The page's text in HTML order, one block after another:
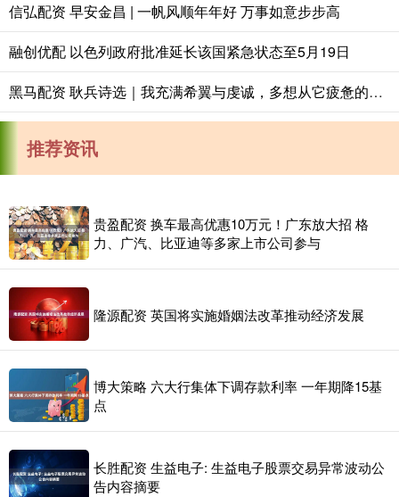
信弘配资 早安金昌 | 一帆风顺年年好 万事如意步步高
融创优配 以色列政府批准延长该国紧急状态至5月19日
黑马配资 耿兵诗选｜我充满希翼与虔诚，多想从它疲惫的眼神中获取一知半解_后山_母亲_积雪
推荐资讯
贵盈配资 换车最高优惠10万元！广东放大招 格
力、广汽、比亚迪等多家上市公司参与
隆源配资 英国将实施婚姻法改革推动经济发展
博大策略 六大行集体下调存款利率 一年期降15基
点
长胜配资 生益电子: 生益电子股票交易异常波动公
告内容摘要